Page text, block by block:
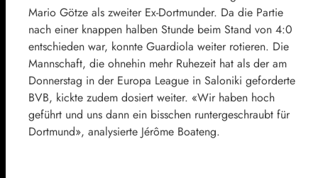
Mario Götze als zweiter Ex-Dortmunder. Da die Partie
nach einer knappen halben Stunde beim Stand von 4:0
entschieden war, konnte Guardiola weiter rotieren. Die
Mannschaft, die ohnehin mehr Ruhezeit hat als der am
Donnerstag in der Europa League in Saloniki geforderte
BVB, kickte zudem dosiert weiter. «Wir haben hoch
geführt und uns dann ein bisschen runtergeschraubt für
Dortmund», analysierte Jérôme Boateng.